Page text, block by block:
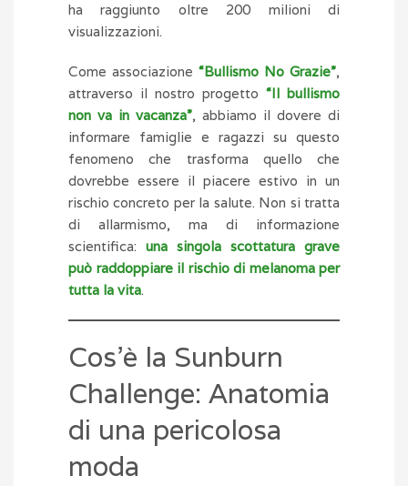
ha raggiunto oltre 200 milioni di
visualizzazioni.
Come associazione “Bullismo No Grazie”,
attraverso il nostro progetto “Il bullismo
non va in vacanza”, abbiamo il dovere di
informare famiglie e ragazzi su questo
fenomeno che trasforma quello che
dovrebbe essere il piacere estivo in un
rischio concreto per la salute. Non si tratta
di allarmismo, ma di informazione
scientifica: una singola scottatura grave
può raddoppiare il rischio di melanoma per
tutta la vita.
Cos’è la Sunburn
Challenge: Anatomia
di una pericolosa
moda